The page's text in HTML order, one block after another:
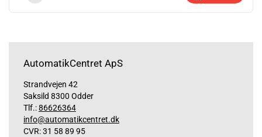
AutomatikCentret ApS
Strandvejen 42
Saksild 8300 Odder
Tlf.:86626364
info@automatikcentret.dk
CVR: 31 58 89 95